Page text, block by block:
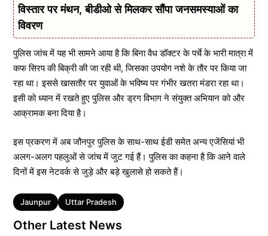
विस्तार पर मंथन, बीडीओ से मिलकर सौंपा जनसमस्याओं का
विवरण
पुलिस जांच में यह भी सामने आया है कि बिना वैध डॉक्टर के पर्चे के भारी मात्रा में
कफ सिरप की बिक्री की जा रही थी, जिसका उपयोग नशे के तौर पर किया जा
रहा था। इससे खासतौर पर युवाओं के भविष्य पर गंभीर खतरा मंडरा रहा था।
इसी को ध्यान में रखते हुए पुलिस और ड्रग विभाग ने संयुक्त अभियान को और
आक्रामक बना दिया है।
इस प्रकरण में अब जौनपुर पुलिस के साथ-साथ ईडी समेत अन्य एजेंसियां भी
अलग-अलग पहलुओं से जांच में जुट गई हैं। पुलिस का कहना है कि आने वाले
दिनों में इस नेटवर्क से जुड़े और बड़े खुलासे हो सकते हैं।
Tags
Jaunpur Uttar Pradesh
Other Latest News